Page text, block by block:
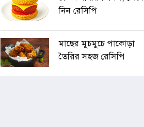
নিন রেসিপি
মাছের মুচমুচে পাকোড়া
তৈরির সহজ রেসিপি